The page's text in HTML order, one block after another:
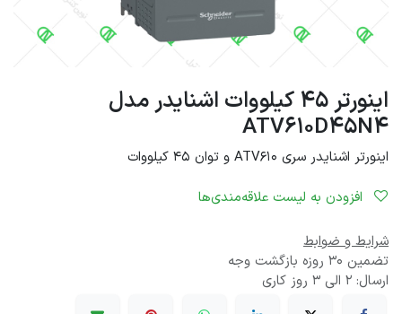
اینورتر 45 کیلووات اشنایدر مدل
ATV610D45N4
اینورتر اشنایدر سری ATV610 و توان 45 کیلووات
شرایط و ضوابط
تضمین 30 روزه بازگشت وجه
ارسال: 2 الی 3 روز کاری